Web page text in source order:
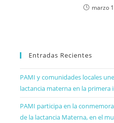
marzo
Entradas Recientes
PAMI y comunidades locales
lactancia materna en la primera
PAMI participa en la
de la lactancia Materna, en el